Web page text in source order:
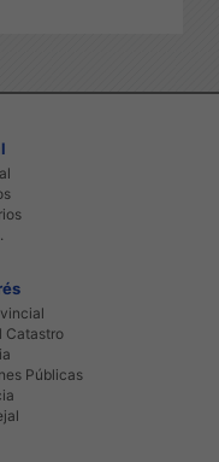
Catastro
Públicas